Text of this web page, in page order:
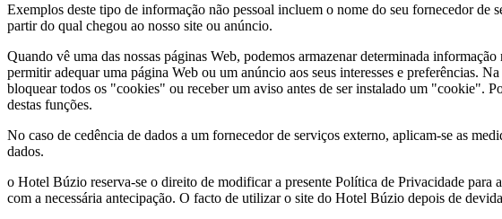
Exemplos deste tipo de informação não pessoal incluem o nome do seu fornecedor
partir do qual chegou ao nosso site ou anúncio.
Quando vê uma das nossas páginas Web, podemos armazenar determinada
permitir adequar uma página Web ou um anúncio aos seus interesses e preferências.
bloquear todos os "cookies" ou receber um aviso antes de ser instalado um "cookie".
destas funções.
No caso de cedência de dados a um fornecedor de serviços externo, aplicam-se as
dados.
o Hotel Búzio reserva-se o direito de modificar a presente Política de Privacidade
com a necessária antecipação. O facto de utilizar o site do Hotel Búzio depois de